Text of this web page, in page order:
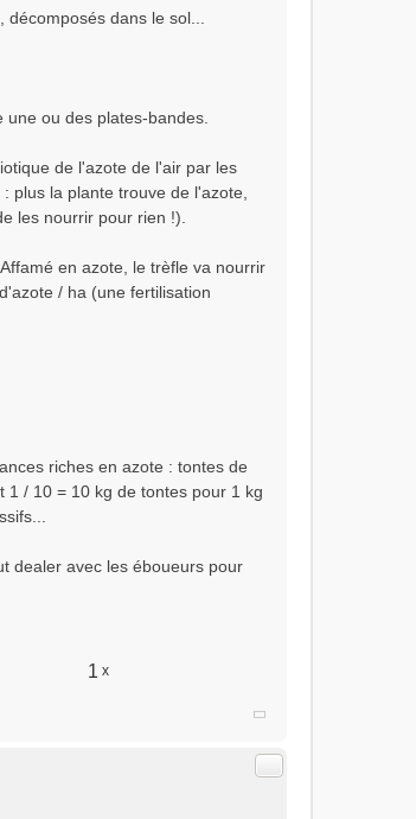
dans le sol...
une ou des plates-bandes.
de l'azote de l'air par les
plus la plante trouve de l'azote,
les nourrir pour rien !).
en azote, le trèfle va nourrir
/ ha (une fertilisation
riches en azote : tontes de
/ 10 = 10 kg de tontes pour 1 kg
dealer avec les éboueurs pour
1 x
Citer